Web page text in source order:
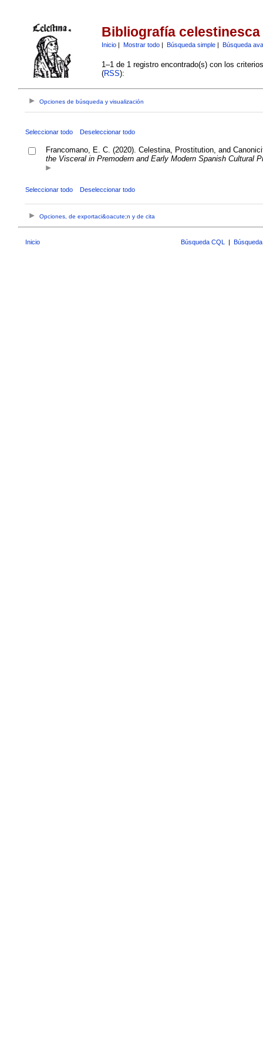
Bibliografía celestinesca
Inicio| Mostrar todo| Búsqueda simple| Búsqueda
1–1 de 1 registro encontrado(s) con los
(RSS):
Opciones de búsqueda y visualización
Seleccionar todo Deseleccionar todo
Francomano, E. C. (2020). Celestina, Prostitution, and
the Visceral in Premodern and Early Modern Spanish Cultural
Seleccionar todo Deseleccionar todo
Opciones, de exportaci&oacute;n y de cita
Inicio Búsqueda CQL |